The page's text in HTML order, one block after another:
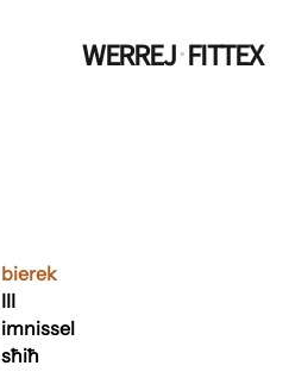
WERREJ·FITTEX
bierek
III
imnissel
sħiħ